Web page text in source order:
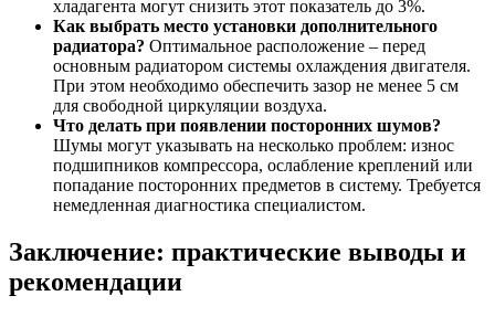
хладагента могут снизить этот показатель до 3%.
Как выбрать место установки дополнительного
радиатора? Оптимальное расположение – перед
основным радиатором системы охлаждения двигателя.
При этом необходимо обеспечить зазор не менее 5 см
для свободной циркуляции воздуха.
Что делать при появлении посторонних шумов?
Шумы могут указывать на несколько проблем: износ
подшипников компрессора, ослабление креплений или
попадание посторонних предметов в систему. Требуется
немедленная диагностика специалистом.
Заключение: практические выводы и
рекомендации